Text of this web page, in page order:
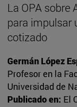
La OPA sobre
para impulsar
cotizado
Germán López
Profesor en la
Universidad de
Publicado en: El